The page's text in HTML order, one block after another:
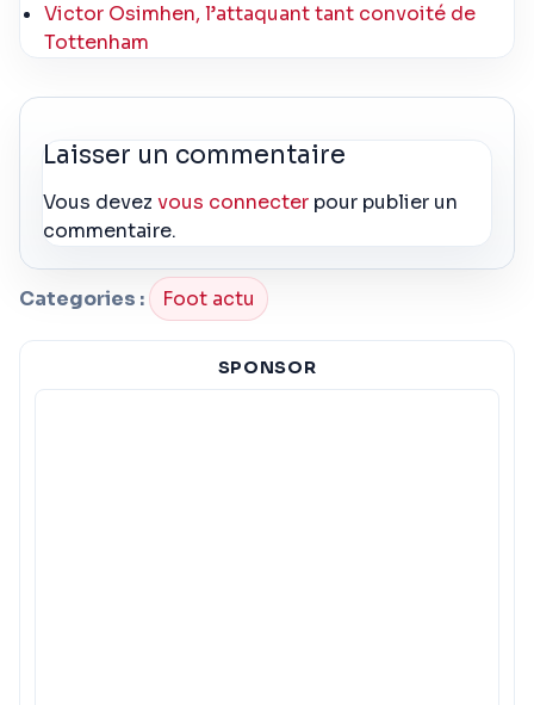
Victor Osimhen, l’attaquant tant convoité de
Tottenham
Laisser un commentaire
Vous devezvous connecter pour publier un
commentaire.
Categories : Foot actu
SPONSOR